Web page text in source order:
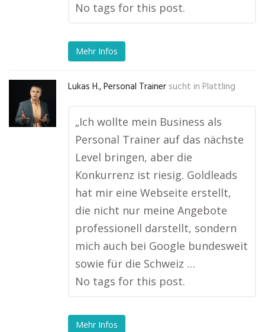
No tags for this post.
Mehr Infos
Lukas H., Personal Trainer sucht in Plattling
„Ich wollte mein Business als
Personal Trainer auf das nächste
Level bringen, aber die
Konkurrenz ist riesig. Goldleads
hat mir eine Webseite erstellt,
die nicht nur meine Angebote
professionell darstellt, sondern
mich auch bei Google bundesweit
sowie für die Schweiz …
No tags for this post.
Mehr Infos